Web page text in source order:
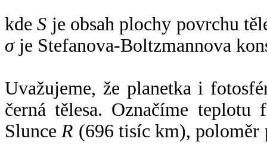
kdeS je obsah plochy povrchu
σje Stefanova-Boltzmannova
Uvažujeme, že planetka i
černá tělesa. Označíme
SlunceR (696 tisíc km),